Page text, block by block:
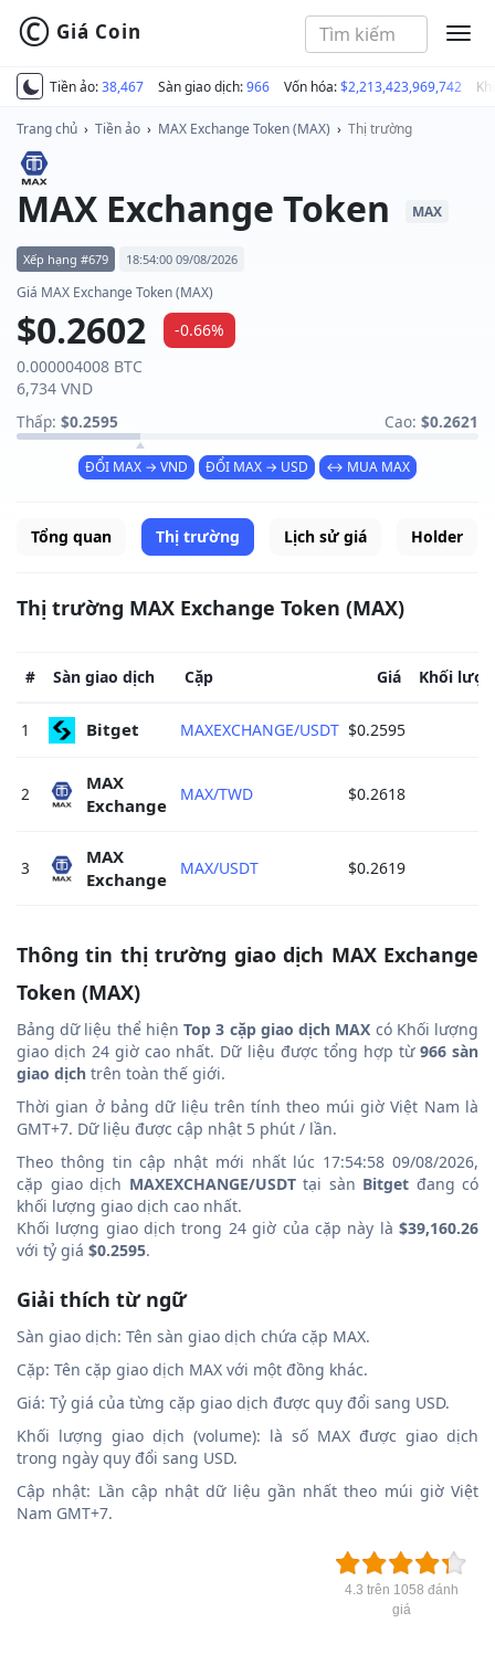
Tiền ảo:38,467 Sàn giao dịch:966 Vốn hóa:$2,213,423,969,742
© Giá Coin
Trang chủ › Tiền ảo › MAX Exchange Token (MAX) › Thị trường
MAX Exchange Token MAX
Xếp hạng #679 18:54:00 09/08/2026
Giá MAX Exchange Token (MAX)
$0.2602
-0.66%
0.000004008 BTC
6,734 VND
Thấp: $0.2595 Cao: $0.2621
ĐỔI MAX → VND ĐỔI MAX → USD ↔ MUA MAX
Tổng quan Thị trường Lịch sử giá Holder
Thị trường MAX Exchange Token (MAX)
# Sàn giao dịch Cặp Giá Khối
1 Bitget MAXEXCHANGE/USDT $0.2595
2
MAX
Exchange
MAX/TWD $0.2618
3
MAX
Exchange
MAX/USDT $0.2619
Thông tin thị trường giao dịch MAX Exchange
Token (MAX)
Bảng dữ liệu thể hiệnTop 3 cặp giao dịch MAX có Khối lượng
giao dịch 24 giờ cao nhất. Dữ liệu được tổng hợp từ 966 sàn
giao dịch trên toàn thế giới.
Thời gian ở bảng dữ liệu trên tính theo múi giờ Việt Nam là
GMT+7. Dữ liệu được cập nhật 5 phút / lần.
Theo thông tin cập nhật mới nhất lúc 17:54:58 09/08/2026,
cặp giao dịch MAXEXCHANGE/USDTtại sàn Bitget đang có
khối lượng giao dịch cao nhất.
Khối lượng giao dịch trong 24 giờ của cặp này là $39,160.26
với tỷ giá $0.2595.
Giải thích từ ngữ
Sàn giao dịch: Tên sàn giao dịch chứa cặp MAX.
Cặp: Tên cặp giao dịch MAX với một đồng khác.
Giá: Tỷ giá của từng cặp giao dịch được quy đổi sang USD.
Khối lượng giao dịch (volume): là số MAX được giao dịch
trong ngày quy đổi sang USD.
Cập nhật: Lần cập nhật dữ liệu gần nhất theo múi giờ Việt
Nam GMT+7.
4.3 trên 1058 đánh
giá